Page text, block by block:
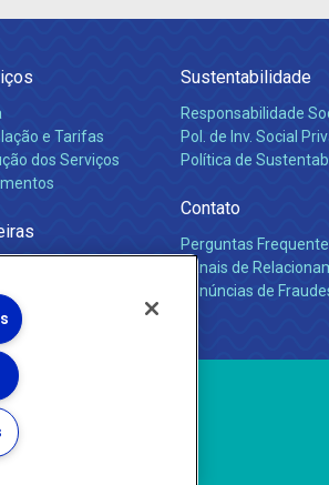
e Tarifas
dos Serviços
Sustentabilidade
Responsabilidade
Pol. de Inv. Social
Política de
Contato
Perguntas
Canais de
Denúncias de